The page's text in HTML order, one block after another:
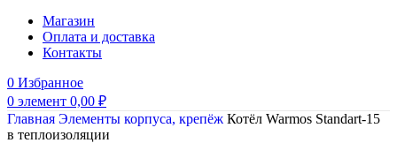
Магазин
Оплата и доставка
Контакты
0 Избранное
0 элемент 0,00 ₽
Главная Элементы корпуса, крепёж Котёл Warmos Standart-15
в теплоизоляции